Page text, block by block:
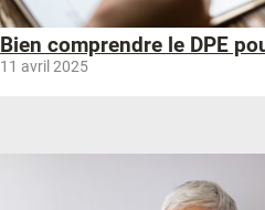
Bien comprendre le DPE
11 avril 2025